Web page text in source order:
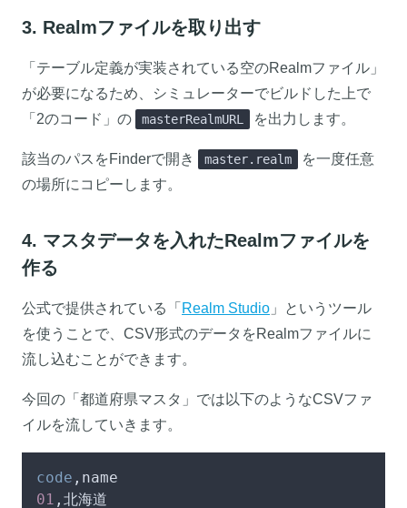
3. Realmファイルを取り出す
「テーブル定義が実装されている空のRealmファイル」
が必要になるため、シミュレーターでビルドした上で
「2のコード」の
masterRealmURL を出力します。
該当のパスをFinderで開き master.realm
を一度任意
の場所にコピーします。
4. マスタデータを入れたRealmファイルを
作る
公式で提供されている「 Realm Studio 」というツール
を使うことで、CSV形式のデータをRealmファイルに
流し込むことができます。
今回の「都道府県マスタ」では以下のようなCSVファ
イルを流していきます。
code
01